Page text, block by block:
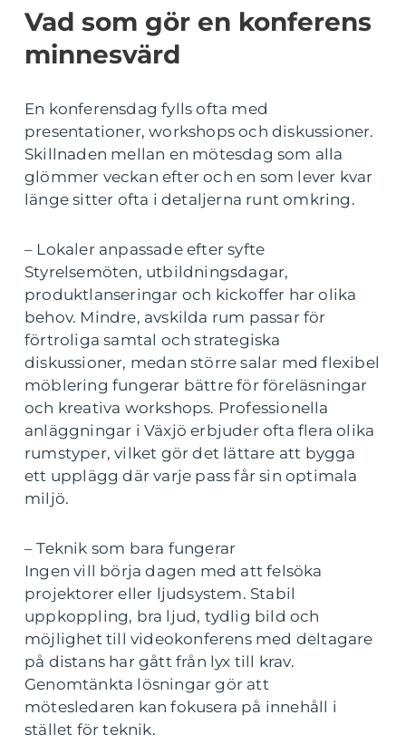
Vad som gör en konferens
minnesvärd
En konferensdag fylls ofta med
presentationer, workshops och diskussioner.
Skillnaden mellan en mötesdag som alla
glömmer veckan efter och en som lever kvar
länge sitter ofta i detaljerna runt omkring.
– Lokaler anpassade efter syfte
Styrelsemöten, utbildningsdagar,
produktlanseringar och kickoffer har olika
behov. Mindre, avskilda rum passar för
förtroliga samtal och strategiska
diskussioner, medan större salar med flexibel
möblering fungerar bättre för föreläsningar
och kreativa workshops. Professionella
anläggningar i Växjö erbjuder ofta flera olika
rumstyper, vilket gör det lättare att bygga
ett upplägg där varje pass får sin optimala
miljö.
– Teknik som bara fungerar
Ingen vill börja dagen med att felsöka
projektorer eller ljudsystem. Stabil
uppkoppling, bra ljud, tydlig bild och
möjlighet till videokonferens med deltagare
på distans har gått från lyx till krav.
Genomtänkta lösningar gör att
mötesledaren kan fokusera på innehåll i
stället för teknik.